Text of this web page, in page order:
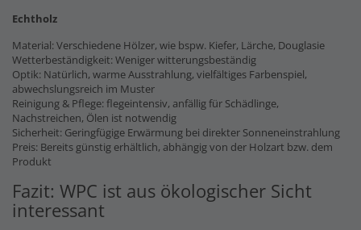
Echtholz
Material: Verschiedene Hölzer, wie bspw. Kiefer, Lärche, Douglasie
Wetterbeständigkeit: Weniger witterungsbeständig
Optik: Natürlich, warme Ausstrahlung, vielfältiges Farbenspiel,
abwechslungsreich im Muster
Reinigung & Pflege: flegeintensiv, anfällig für Schädlinge,
Nachstreichen, Ölen ist notwendig
Sicherheit: Geringfügige Erwärmung bei direkter Sonneneinstrahlung
Preis: Bereits günstig erhältlich, abhängig von der Holzart bzw. dem
Produkt
Fazit: WPC ist aus ökologischer Sicht
interessant